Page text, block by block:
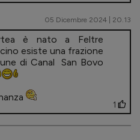
05 Dicembre 2024 | 20.13
è nato a Feltre
esiste una frazione
di Canal San Bovo
1